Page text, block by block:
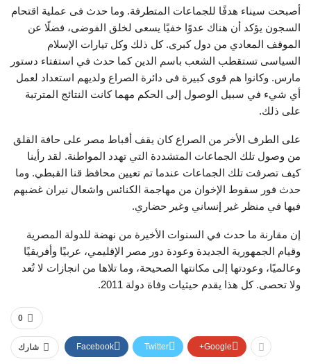
أصبحت سيناء هدفًا للجماعات المتطرفة. وما حدث فى عملية اقتحام
السجون يؤكد أن هناك عدوًا خفيًا يسعى لخلق الفوضى، فضلًا عن
الموقف المعادي من دول كبرى. كل ذلك وكل تيارات الإسلام
السياسى تستقطب الشعب باسم الدين كما حدث في استفتاء دستور
مارس. وكانوا هم قوى كبيرة فى دائرة الصراع ولديهم استعداد لعمل
أي شيء في سبيل الوصول إلى الحكم مهما كانت النتائج المترتبة
على ذلك.
على الطرف الأخر من الصراع كان يقف أقباط مصر على حافة القلق
من وصول تلك الجماعات المتشددة التي تهدد المواطنة. لقد رأينا
كيف تصرفت تلك الجماعات عندما تم تعيين محافظ قنا القبطي. وما
حدث فور سقوط الإخوان من مهاجمة الكنائس واشعال نيران غضبهم
فيها في منظر غير إنساني وغير حضاري.
إن مقارنة ما حدث في السنوات الأخيرة من نهضة للدولة المصرية
وقيام الجمهورية الجديدة وعودة دور مصر الإقليمي، عربيًا وأفريقيًا
وعالميًا، وعودتها إلى مكانتها الصحيحة، وما تلاها من انجازات لا تُعد
ولا تحصى. كل هذا يقدم حيثيات وفاة دولة 2011.
0
شارك Facebook Twitter Google+